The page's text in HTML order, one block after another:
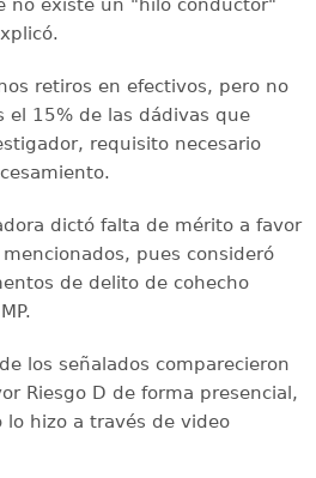
no existe un "hilo conductor"
retiros en efectivos, pero no
el 15% de las dádivas que
requisito necesario
dictó falta de mérito a favor
pues consideró
de delito de cohecho
los señalados comparecieron
Riesgo D de forma presencial,
hizo a través de video